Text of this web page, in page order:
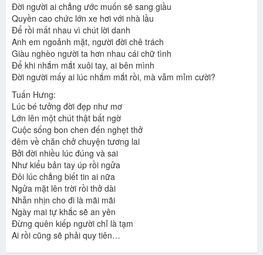
Đời người ai chẳng ước muốn sẽ sang giầu
Quyền cao chức lớn xe hơi với nhà lầu
Để rồi mất nhau vì chút lời danh
Anh em ngoảnh mặt, người đời chê trách
Giàu nghèo người ta hơn nhau cái chữ tình
Để khi nhắm mắt xuôi tay, ai bên mình
Đời người mấy ai lúc nhắm mắt rồi, mà vẫm mỉm cười?
Tuấn Hưng:
Lúc bé tưởng đời đẹp như mơ
Lớn lên một chút thật bất ngờ
Cuộc sống bon chen đến nghẹt thở
đêm về chăn chở chuyện tương lai
Bởi đời nhiều lúc đúng và sai
Như kiểu bản tay úp rồi ngửa
Đôi lúc chẳng biết tin ai nữa
Ngửa mặt lên trời rồi thở dài
Nhẫn nhịn cho đi là mãi mãi
Ngày mai tự khắc sẽ an yên
Đừng quên kiếp người chỉ là tạm
Ai rồi cũng sẽ phải quy tiên…